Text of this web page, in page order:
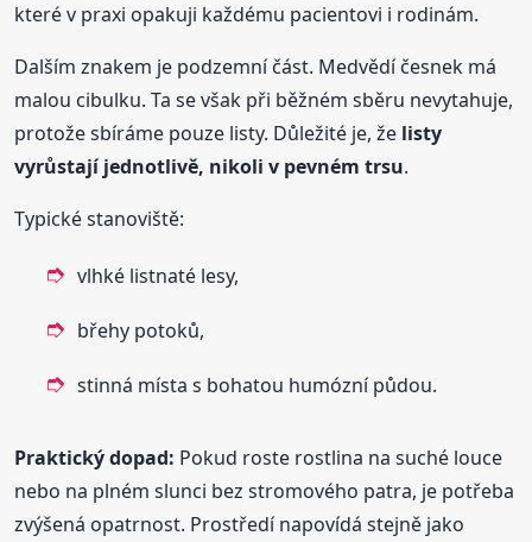
které v praxi opakuji každému pacientovi i rodinám.
Dalším znakem je podzemní část. Medvědí česnek má
malou cibulku. Ta se však při běžném sběru nevytahuje,
protože sbíráme pouze listy. Důležité je, že listy
vyrůstají jednotlivě, nikoli v pevném trsu.
Typické stanoviště:
vlhké listnaté lesy,
břehy potoků,
stinná místa s bohatou humózní půdou.
Praktický dopad: Pokud roste rostlina na suché louce
nebo na plném slunci bez stromového patra, je potřeba
zvýšená opatrnost. Prostředí napovídá stejně jako